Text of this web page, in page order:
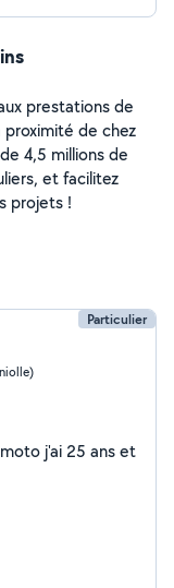
prestations de
de chez
4,5 millions de
et facilitez
projets !
Particulier
j'ai 25 ans et